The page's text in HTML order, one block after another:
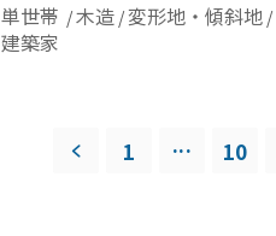
単世帯
木造 変形地・傾斜地
建築家
1 ... 10